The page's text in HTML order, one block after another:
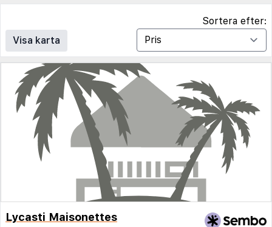
Visa karta
Sortera efter:
Lycasti Maisonettes